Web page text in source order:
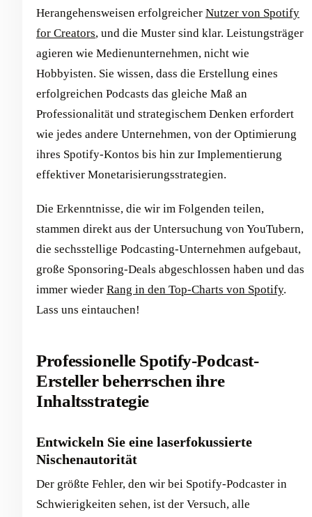
Herangehensweisen erfolgreicher Nutzer von Spotify
for Creators, und die Muster sind klar. Leistungsträger
agieren wie Medienunternehmen, nicht wie
Hobbyisten. Sie wissen, dass die Erstellung eines
erfolgreichen Podcasts das gleiche Maß an
Professionalität und strategischem Denken erfordert
wie jedes andere Unternehmen, von der Optimierung
ihres Spotify-Kontos bis hin zur Implementierung
effektiver Monetarisierungsstrategien.
Die Erkenntnisse, die wir im Folgenden teilen,
stammen direkt aus der Untersuchung von YouTubern,
die sechsstellige Podcasting-Unternehmen aufgebaut,
große Sponsoring-Deals abgeschlossen haben und das
immer wieder Rang in den Top-Charts von Spotify.
Lass uns eintauchen!
Professionelle Spotify-Podcast-
Ersteller beherrschen ihre
Inhaltsstrategie
Entwickeln Sie eine laserfokussierte
Nischenautorität
Der größte Fehler, den wir bei Spotify-Podcaster in
Schwierigkeiten sehen, ist der Versuch, alle